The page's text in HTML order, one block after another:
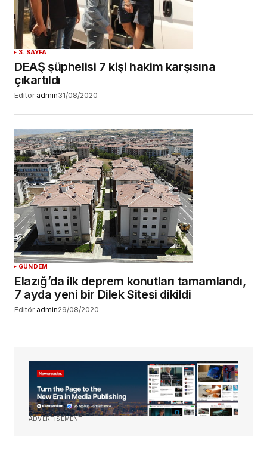
3. SAYFA
DEAŞ şüphelisi 7 kişi hakim karşısına
çıkartıldı
Editör admin31/08/2020
GÜNDEM
Elazığ’da ilk deprem konutları tamamlandı,
7 ayda yeni bir Dilek Sitesi dikildi
Editör admin29/08/2020
ADVERTISEMENT